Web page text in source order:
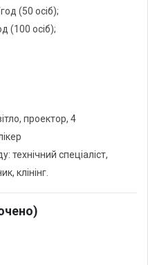
(50 осіб);
(100 осіб);
проектор, 4
технічний спеціаліст,
клінінг.